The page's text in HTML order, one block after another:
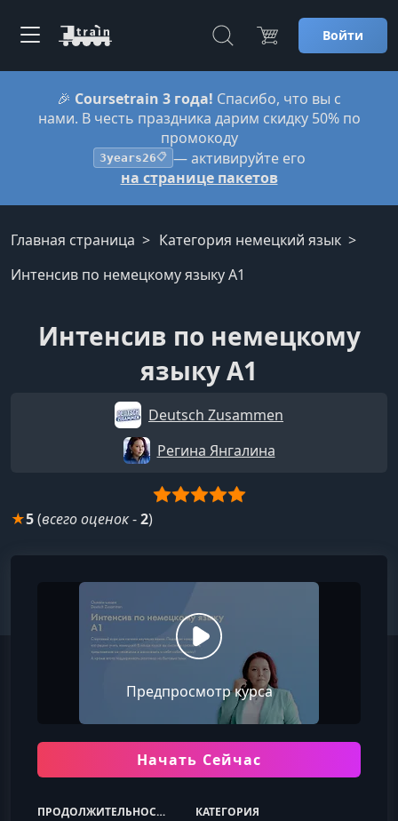
Войти
🎉 Coursetrain 3 года! Спасибо, что вы с
нами. В честь праздника дарим скидку 50% по
промокоду
3years26📋 — активируйте его
на странице пакетов
Главная страница
Категория немецкий язык
Интенсив по немецкому языку А1
Интенсив по немецкому
языку А1
Deutsch Zusammen
Регина Янгалина
★5(всего оценок-2)
Предпросмотр курса
Начать Сейчас
ПРОДОЛЖИТЕЛЬНОСТЬ
КАТЕГОРИЯ